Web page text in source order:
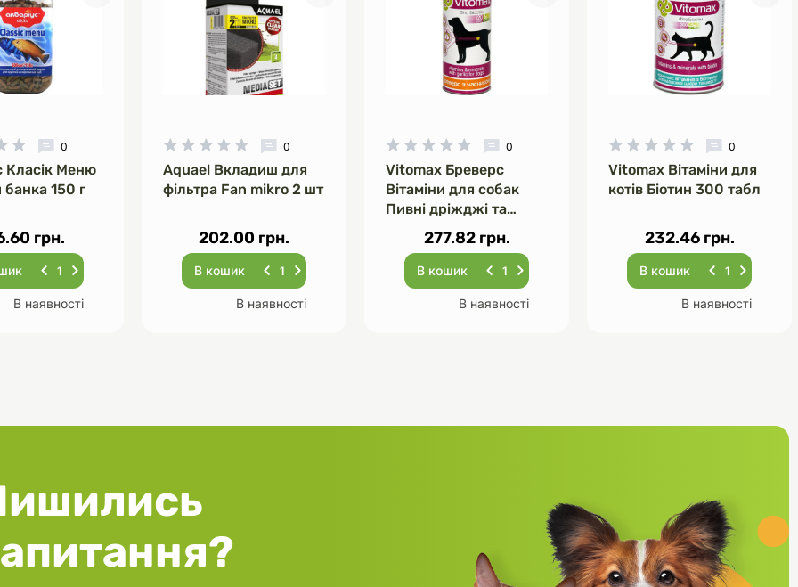
0
Класік Меню
150 г
грн.
В наявності
0
Aquael Вкладиш для
фільтра Fan mikro 2 шт
202.00 грн.
В кошик
В наявності
0
Vitomax Бреверс
Вітаміни для собак
Пивні дріжджі та
Часник 120 табл
277.82 грн.
В кошик
В наявності
0
Vitomax Вітаміни для
котів Біотин 300 табл
232.46 грн.
В кошик
В наявності